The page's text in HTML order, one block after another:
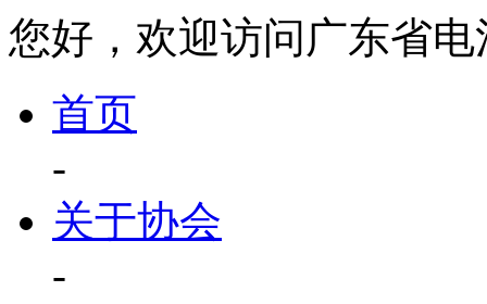
您好，欢迎访问广东省
首页
-
关于协会
-